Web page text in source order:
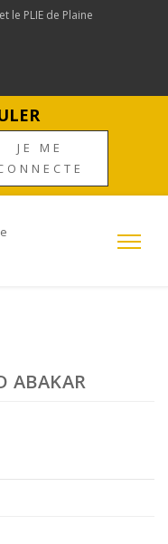
le PLIE de Plaine
JE ME
ABAKAR